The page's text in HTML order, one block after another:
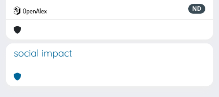
ND
social impact